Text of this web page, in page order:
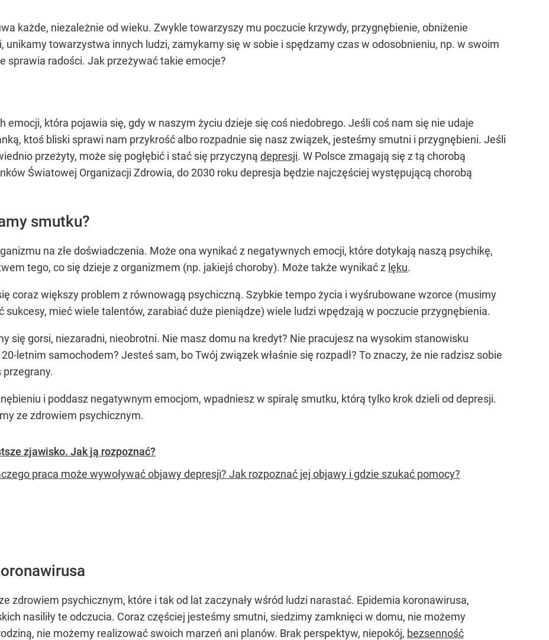
każde, niezależnie od wieku. Zwykle towarzyszy mu poczucie krzywdy, przygnębienie, obniżenie
unikamy towarzystwa innych ludzi, zamykamy się w sobie i spędzamy czas w odosobnieniu, np. w swoim
sprawia radości. Jak przeżywać takie emocje?
emocji, która pojawia się, gdy w naszym życiu dzieje się coś niedobrego. Jeśli coś nam się nie udaje
ktoś bliski sprawi nam przykrość albo rozpadnie się nasz związek, jesteśmy smutni i przygnębieni. Jeśli
przeżyty, może się pogłębić i stać się przyczyną depresji. W Polsce zmagają się z tą chorobą
Światowej Organizacji Zdrowia, do 2030 roku depresja będzie najczęściej występującą chorobą
smutku?
na złe doświadczenia. Może ona wynikać z negatywnych emocji, które dotykają naszą psychikę,
tego, co się dzieje z organizmem (np. jakiejś choroby). Może także wynikać z lęku.
coraz większy problem z równowagą psychiczną. Szybkie tempo życia i wyśrubowane wzorce (musimy
sukcesy, mieć wiele talentów, zarabiać duże pieniądze) wiele ludzi wpędzają w poczucie przygnębienia.
się gorsi, niezaradni, nieobrotni. Nie masz domu na kredyt? Nie pracujesz na wysokim stanowisku
letnim samochodem? Jesteś sam, bo Twój związek właśnie się rozpadł? To znaczy, że nie radzisz sobie
przegrany.
i poddasz negatywnym emocjom, wpadniesz w spiralę smutku, którą tylko krok dzieli od depresji.
ze zdrowiem psychicznym.
zjawisko. Jak ją rozpoznać?
praca może wywoływać objawy depresji? Jak rozpoznać jej objawy i gdzie szukać pomocy?
zdrowiem psychicznym, które i tak od lat zaczynały wśród ludzi narastać. Epidemia koronawirusa,
nasiliły te odczucia. Coraz częściej jesteśmy smutni, siedzimy zamknięci w domu, nie możemy
nie możemy realizować swoich marzeń ani planów. Brak perspektyw, niepokój, bezsenność